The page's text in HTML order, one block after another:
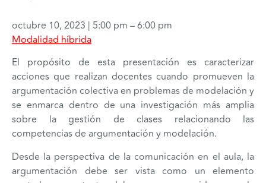
octubre 10, 2023 | 5:00 pm –6:00 pm
Modalidad híbrida
El propósito de esta presentación es caracterizar
acciones que realizan docentes cuando promueven la
argumentación colectiva en problemas de modelación y
se enmarca dentro de una investigación más amplia
sobre la gestión de clases relacionando las
competencias de argumentación y modelación.
Desde la perspectiva de la comunicación en el aula, la
argumentación debe ser vista como un elemento